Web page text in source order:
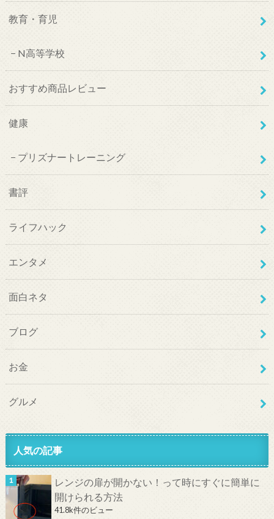
教育・育児
N高等学校
おすすめ商品レビュー
健康
プリズナートレーニング
書評
ライフハック
エンタメ
面白ネタ
ブログ
お金
グルメ
人気の記事
レンジの扉が開かない！って時にすぐに簡単に
開けられる方法
41.8k件のビュー